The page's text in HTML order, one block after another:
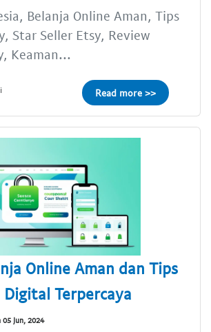
Belanja Online Aman, Tips
Star Seller Etsy, Review
Keaman...
Read more >>
Online Aman dan Tips
Digital Terpercaya
Jun, 2024